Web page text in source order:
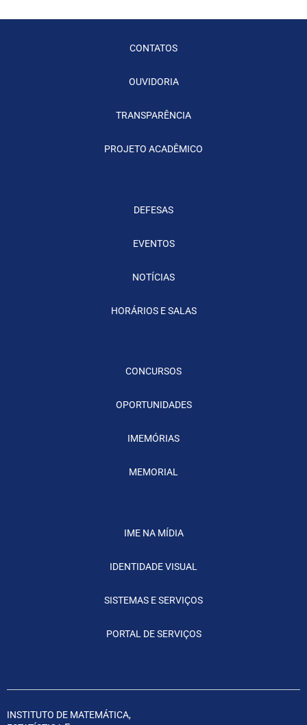
CONTATOS
OUVIDORIA
TRANSPARÊNCIA
PROJETO ACADÊMICO
DEFESAS
EVENTOS
NOTÍCIAS
HORÁRIOS E SALAS
CONCURSOS
OPORTUNIDADES
IMEMÓRIAS
MEMORIAL
IME NA MÍDIA
IDENTIDADE VISUAL
SISTEMAS E SERVIÇOS
PORTAL DE SERVIÇOS
INSTITUTO DE MATEMÁTICA,